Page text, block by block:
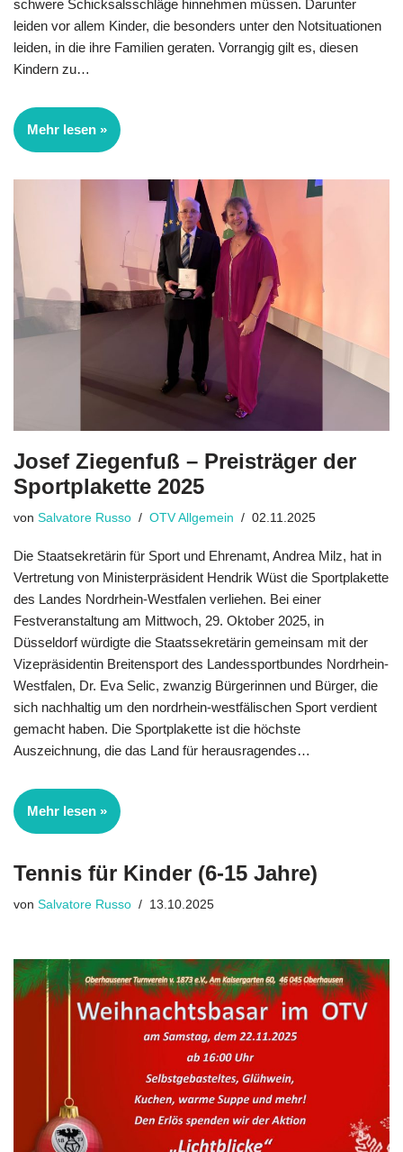
schwere Schicksalsschläge hinnehmen müssen. Darunter
leiden vor allem Kinder, die besonders unter den Notsituationen
leiden, in die ihre Familien geraten. Vorrangig gilt es, diesen
Kindern zu…
Mehr lesen »
Josef Ziegenfuß – Preisträger der
Sportplakette 2025​
von Salvatore Russo OTV Allgemein 02.11.2025
Die Staatsekretärin für Sport und Ehrenamt, Andrea Milz, hat in
Vertretung von Ministerpräsident Hendrik Wüst die Sportplakette
des Landes Nordrhein-Westfalen verliehen. Bei einer
Festveranstaltung am Mittwoch, 29. Oktober 2025, in
Düsseldorf würdigte die Staatssekretärin gemeinsam mit der
Vizepräsidentin Breitensport des Landessportbundes Nordrhein-
Westfalen, Dr. Eva Selic, zwanzig Bürgerinnen und Bürger, die
sich nachhaltig um den nordrhein-westfälischen Sport verdient
gemacht haben. Die Sportplakette ist die höchste
Auszeichnung, die das Land für herausragendes…
Mehr lesen »
Tennis für Kinder (6-15 Jahre)
von Salvatore Russo 13.10.2025